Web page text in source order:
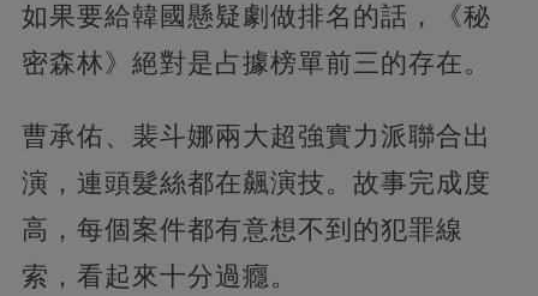
如果要給韓國懸疑劇做排名的話，《秘
密森林》絕對是占據榜單前三的存在。
曹承佑、裴斗娜兩大超強實力派聯合出
演，連頭髮絲都在飆演技。故事完成度
高，每個案件都有意想不到的犯罪線
索，看起來十分過癮。